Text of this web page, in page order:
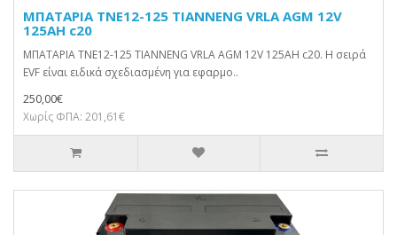
ΜΠΑΤΑΡΙΑ TNE12-125 TIANNENG VRLA AGM 12V
125AH c20
ΜΠΑΤΑΡΙΑ TNE12-125 TIANNENG VRLA AGM 12V 125AH c20. Η σειρά
EVF είναι ειδικά σχεδιασμένη για εφαρμο..
250,00€
Χωρίς ΦΠΑ: 201,61€